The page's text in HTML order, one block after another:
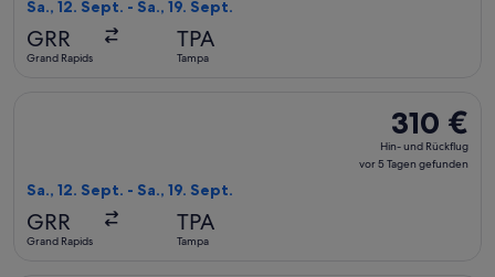
Sa., 12. Sept. - Sa., 19. Sept.
GRR
Grand Rapids
TPA
Tampa
310 €
Hin-
und
310 €
Hin- und Rückflug
vor 5 Tagen gefunden
Sa., 12. Sept. - Sa., 19. Sept.
GRR
Grand Rapids
TPA
Tampa